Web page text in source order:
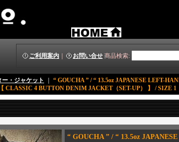
ご利用案内 お問い合せ 商品検索:
ー・ジャケット
“ GOUCHA ” / “ 13.5oz JAPANESE LEFT-
CLASSIC 4 BUTTON DENIM JACKET（SET-UP） 】 / SIZE 1
“ GOUCHA ” / “ 13.5oz